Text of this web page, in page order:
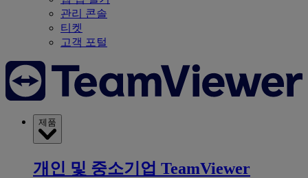
관리 콘솔
티켓
고객 포털
제품
개인 및 중소기업 TeamViewer